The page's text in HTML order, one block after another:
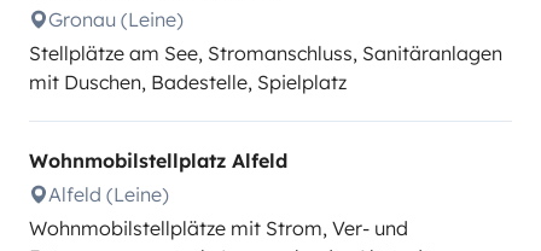
Gronau (Leine)
Stellplätze am See, Stromanschluss, Sanitäranlagen
mit Duschen, Badestelle, Spielplatz
Wohnmobilstellplatz Alfeld
Alfeld (Leine)
Wohnmobilstellplätze mit Strom, Ver- und